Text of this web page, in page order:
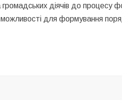
громадських діячів до
для формування